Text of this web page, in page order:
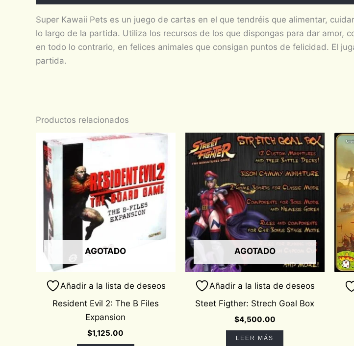
Super Kawaii Pets es un juego de cartas en el que tendréis que alimentar,
lo largo de la partida. Utiliza los recursos de los que dispongas para dar amor,
en todo lo contrario, en felices animales que consigan puntos de felicidad. El
partida.
Productos relacionados
AGOTADO
Añadir a la lista de deseos
Resident Evil 2: The B Files
Expansion
$1,125.00
AGOTADO
Añadir a la lista de deseos
Steet Figther: Strech Goal Box
$4,500.00
LEER MÁS